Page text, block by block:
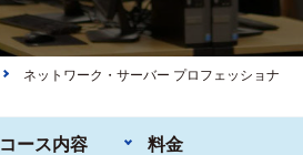
ネットワーク・サーバー プロフェッショナ
コース内容 料金